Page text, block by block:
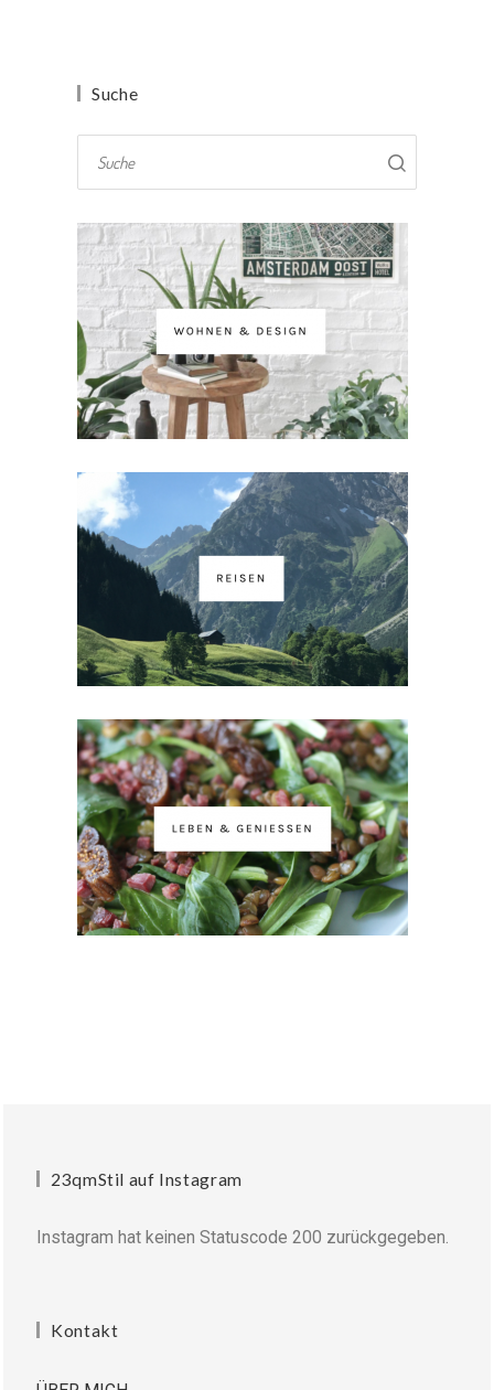
Suche
23qmStil auf Instagram
Instagram hat keinen Statuscode 200 zurückgegeben.
Kontakt